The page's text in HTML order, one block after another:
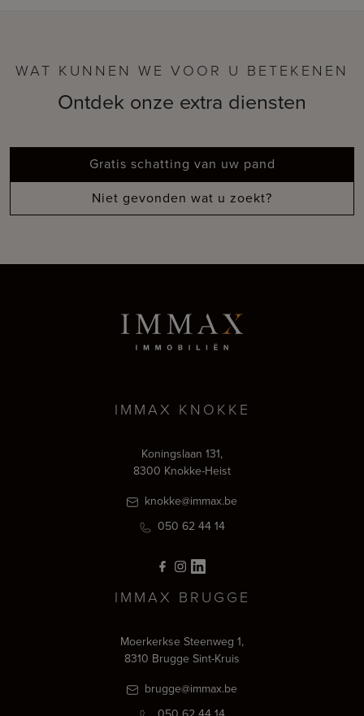
WAT KUNNEN WE VOOR U BETEKENEN
Ontdek onze extra diensten
Gratis schatting van uw pand
Niet gevonden wat u zoekt?
IMMAX KNOKKE
Koningslaan 131,
8300 Knokke-Heist
knokke@immax.be
050 62 44 14
IMMAX BRUGGE
Moerkerkse Steenweg 1,
8310 Brugge Sint-Kruis
brugge@immax.be